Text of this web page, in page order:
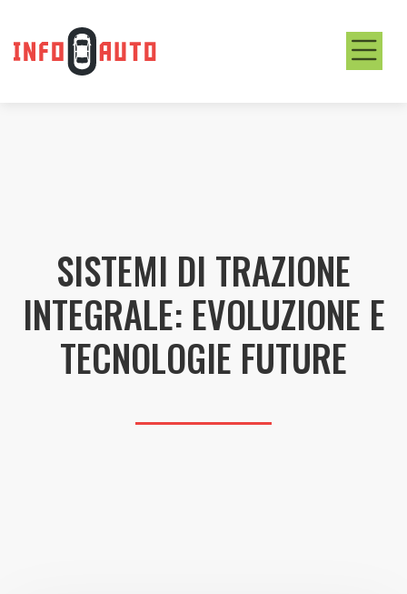
SISTEMI DI TRAZIONE
INTEGRALE: EVOLUZIONE E
TECNOLOGIE FUTURE